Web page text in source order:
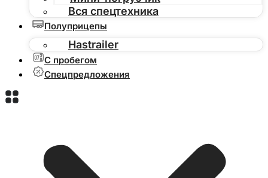
Вся спецтехника
Полуприцепы
Hastrailer
С пробегом
Спецпредложения